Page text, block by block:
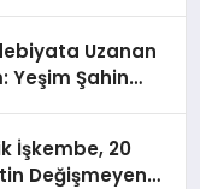
Uzanan
Yeşim Şahin
İşkembe, 20
Değişmeyen